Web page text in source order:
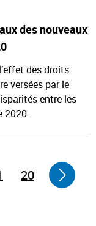
des nouveaux
des droits
versées par le
entre les
2020.
20